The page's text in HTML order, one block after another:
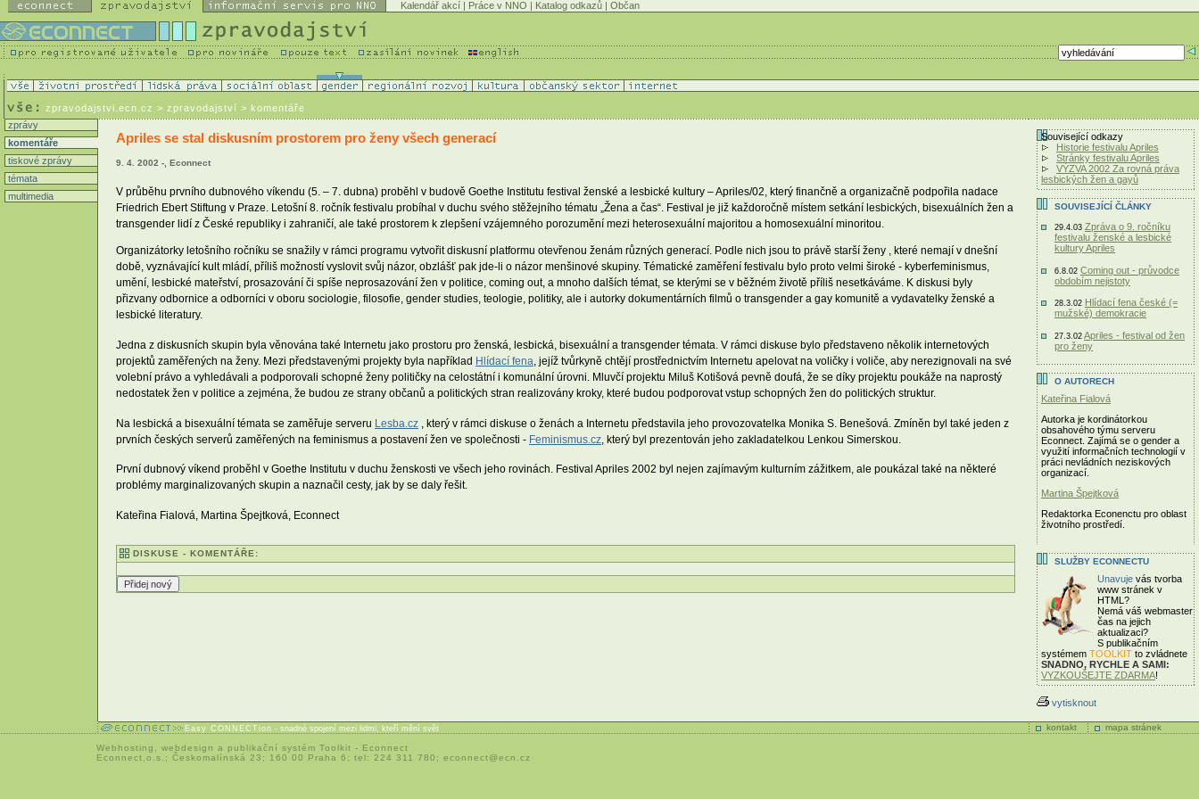
Kalendář akcí | Práce v NNO | Katalog odkazů | Občan
zpravodajstvi.ecn.cz > zpravodajství > komentáře
zprávy
komentáře
tiskové zprávy
témata
multimedia
Apriles se stal diskusním prostorem pro ženy všech generací
9. 4. 2002 -, Econnect
V průběhu prvního dubnového víkendu (5. – 7. dubna) proběhl v budově Goethe Institutu festival ženské a lesbické kultury – Apriles/02, který finančně a organizačně podpořila nadace
Friedrich Ebert Stiftung v Praze. Letošní 8. ročník festivalu probíhal v duchu svého stěžejního tématu „Žena a čas“. Festival je již každoročně místem setkání lesbických, bisexuálních žen a
transgender lidí z České republiky i zahraničí, ale také prostorem k zlepšení vzájemného porozumění mezi heterosexuální majoritou a homosexuální minoritou.
Organizátorky letošního ročníku se snažily v rámci programu vytvořit diskusní platformu otevřenou ženám různých generací. Podle nich jsou to právě starší ženy , které nemají v dnešní
době, vyznávající kult mládí, příliš možností vyslovit svůj názor, obzlášť pak jde-li o názor menšinové skupiny. Tématické zaměření festivalu bylo proto velmi široké - kyberfeminismus,
umění, lesbické mateřství, prosazování či spíše neprosazování žen v politice, coming out, a mnoho dalších témat, se kterými se v běžném životě příliš nesetkáváme. K diskusi byly
přizvany odbornice a odborníci v oboru sociologie, filosofie, gender studies, teologie, politiky, ale i autorky dokumentárních filmů o transgender a gay komunitě a vydavatelky ženské a
lesbické literatury.
Jedna z diskusních skupin byla věnována také Internetu jako prostoru pro ženská, lesbická, bisexuální a transgender témata. V rámci diskuse bylo představeno několik internetových
projektů zaměřených na ženy. Mezi představenými projekty byla například Hlídací fena , jejíž tvůrkyně chtějí prostřednictvím Internetu apelovat na voličky i voliče, aby nerezignovali na své
volební právo a vyhledávali a podporovali schopné ženy političky na celostátní i komunální úrovni. Mluvčí projektu Miluš Kotišová pevně doufá, že se díky projektu poukáže na naprostý
nedostatek žen v politice a zejména, že budou ze strany občanů a politických stran realizovány kroky, které budou podporovat vstup schopných žen do politických struktur.
Na lesbická a bisexuální témata se zaměřuje serveru Lesba.cz , který v rámci diskuse o ženách a Internetu představila jeho provozovatelka Monika S. Benešová. Zmíněn byl také jeden z
prvních českých serverů zaměřených na feminismus a postavení žen ve společnosti - Feminismus.cz , který byl prezentován jeho zakladatelkou Lenkou Simerskou.
První dubnový víkend proběhl v Goethe Institutu v duchu ženskosti ve všech jeho rovinách. Festival Apriles 2002 byl nejen zajímavým kulturním zážitkem, ale poukázal také na některé
problémy marginalizovaných skupin a naznačil cesty, jak by se daly řešit.
Kateřina Fialová, Martina Špejtková, Econnect
DISKUSE - KOMENTÁŘE:
Související odkazy
Historie festivalu Apriles
Stránky festivalu Apriles
VÝZVA 2002 Za rovná práva
lesbických žen a gayů
SOUVISEJÍCÍ ČLÁNKY
29.4.03 Zpráva o 9. ročníku
festivalu ženské a lesbické
kultury Apriles
6.8.02 Coming out - průvodce
obdobím nejistoty
28.3.02 Hlídací fena české (=
mužské) demokracie
27.3.02 Apriles - festival od žen
pro ženy
O AUTORECH
Kateřina Fialová
Autorka je kordinátorkou
obsahového týmu serveru
Econnect. Zajímá se o gender a
využití informačních technologií v
práci nevládních neziskových
organizací.
Martina Špejtková
Redaktorka Econenctu pro oblast
životního prostředí.
SLUŽBY ECONNECTU
Unavuje vás tvorba
www stránek v
HTML?
Nemá váš webmaster
čas na jejich
aktualizaci?
S publikačním
systémem TOOLKIT to zvládnete
SNADNO, RYCHLE A SAMI:
VYZKOUŠEJTE ZDARMA!
vytisknout
kontakt mapa stránek
Easy CONNECTion - snadné spojení mezi lidmi, kteří mění svět
Webhosting webdesign a publikační systém Toolkit - Econnect
Econnect,o.s.; Českomalínská 23; 160 00 Praha 6; tel: 224 311 780; econnect@ecn.cz